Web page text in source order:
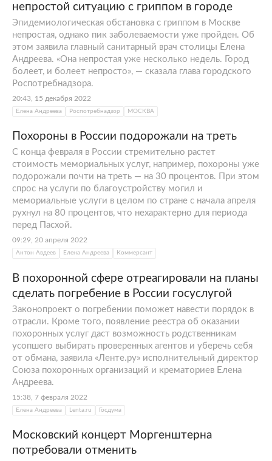
непростой ситуацию с гриппом в городе
Эпидемиологическая обстановка с гриппом в Москве
непростая, однако пик заболеваемости уже пройден. Об
этом заявила главный санитарный врач столицы Елена
Андреева. «Она непростая уже несколько недель. Город
болеет, и болеет непросто», — сказала глава городского
Роспотребнадзора.
20:43, 15 декабря 2022
Елена Андреева Роспотребнадзор МОСКВА
Похороны в России подорожали на треть
С конца февраля в России стремительно растет
стоимость мемориальных услуг, например, похороны уже
подорожали почти на треть — на 30 процентов. При этом
спрос на услуги по благоустройству могил и
мемориальные услуги в целом по стране с начала апреля
рухнул на 80 процентов, что нехарактерно для периода
перед Пасхой.
09:29, 20 апреля 2022
Антон Авдеев Елена Андреева Коммерсант
В похоронной сфере отреагировали на планы
сделать погребение в России госуслугой
Законопроект о погребении поможет навести порядок в
отрасли. Кроме того, появление реестра об оказании
похоронных услуг даст возможность родственникам
усопшего выбирать проверенных агентов и уберечь себя
от обмана, заявила «Ленте.ру» исполнительный директор
Союза похоронных организаций и крематориев Елена
Андреева.
15:38, 7 февраля 2022
Елена Андреева Lenta.ru Госдума
Московский концерт Моргенштерна
потребовали отменить